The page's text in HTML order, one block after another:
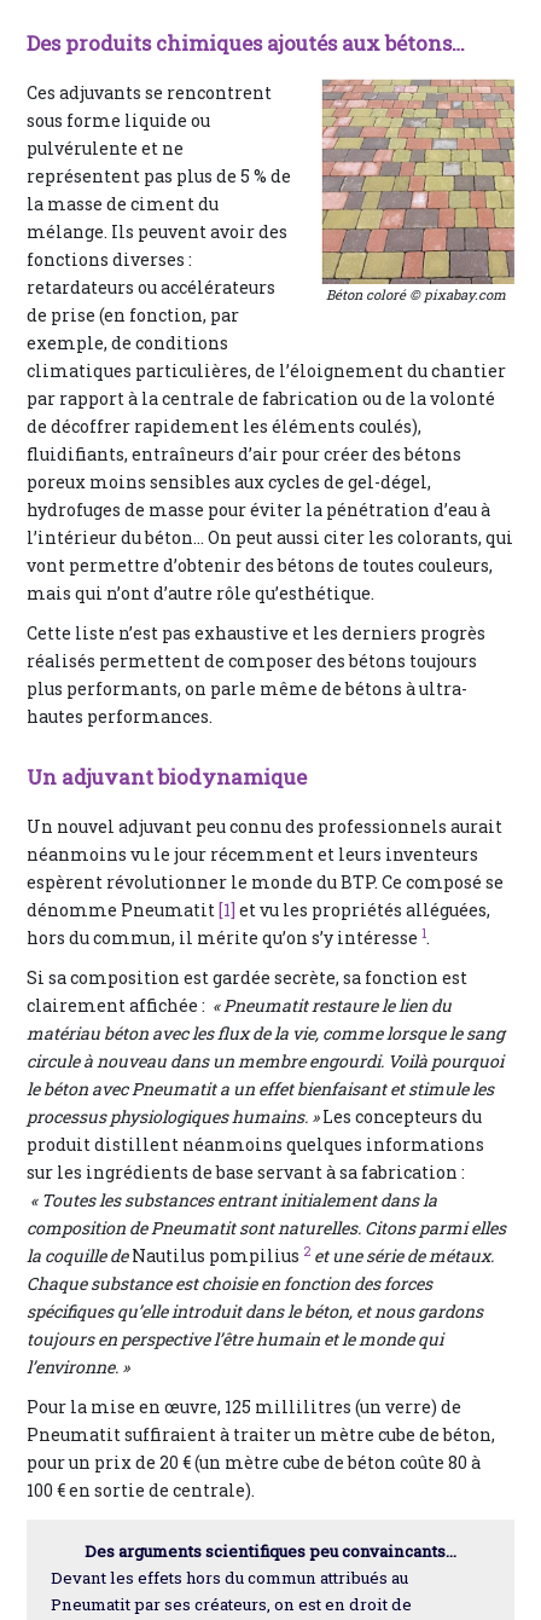
Des produits chimiques ajoutés aux bétons…
Béton coloré © pixabay.com
Ces adjuvants se rencontrent
sous forme liquide ou
pulvérulente et ne
représentent pas plus de 5 % de
la masse de ciment du
mélange. Ils peuvent avoir des
fonctions diverses :
retardateurs ou accélérateurs
de prise (en fonction, par
exemple, de conditions
climatiques particulières, de l’éloignement du chantier
par rapport à la centrale de fabrication ou de la volonté
de décoffrer rapidement les éléments coulés),
fluidifiants, entraîneurs d’air pour créer des bétons
poreux moins sensibles aux cycles de gel-dégel,
hydrofuges de masse pour éviter la pénétration d’eau à
l’intérieur du béton… On peut aussi citer les colorants, qui
vont permettre d’obtenir des bétons de toutes couleurs,
mais qui n’ont d’autre rôle qu’esthétique.
Cette liste n’est pas exhaustive et les derniers progrès
réalisés permettent de composer des bétons toujours
plus performants, on parle même de bétons à ultra-
hautes performances.
Un adjuvant biodynamique
Un nouvel adjuvant peu connu des professionnels aurait
néanmoins vu le jour récemment et leurs inventeurs
espèrent révolutionner le monde du BTP. Ce composé se
dénomme Pneumatit[1] et vu les propriétés alléguées,
hors du commun, il mérite qu’on s’y intéresse 1.
Si sa composition est gardée secrète, sa fonction est
clairement affichée : « Pneumatit restaure le lien du
matériau béton avec les flux de la vie, comme lorsque le sang
circule à nouveau dans un membre engourdi. Voilà pourquoi
le béton avec Pneumatit a un effet bienfaisant et stimule les
processus physiologiques humains. »Les concepteurs du
produit distillent néanmoins quelques informations
sur les ingrédients de base servant à sa fabrication :
« Toutes les substances entrant initialement dans la
composition de Pneumatit sont naturelles. Citons parmi elles
la coquille deNautilus pompilius 2 et une série de métaux.
Chaque substance est choisie en fonction des forces
spécifiques qu’elle introduit dans le béton, et nous gardons
toujours en perspective l’être humain et le monde qui
l’environne. »
Pour la mise en œuvre, 125 millilitres (un verre) de
Pneumatit suffiraient à traiter un mètre cube de béton,
pour un prix de 20 € (un mètre cube de béton coûte 80 à
100 € en sortie de centrale).
Des arguments scientifiques peu convaincants...
Devant les effets hors du commun attribués au
Pneumatit par ses créateurs, on est en droit de